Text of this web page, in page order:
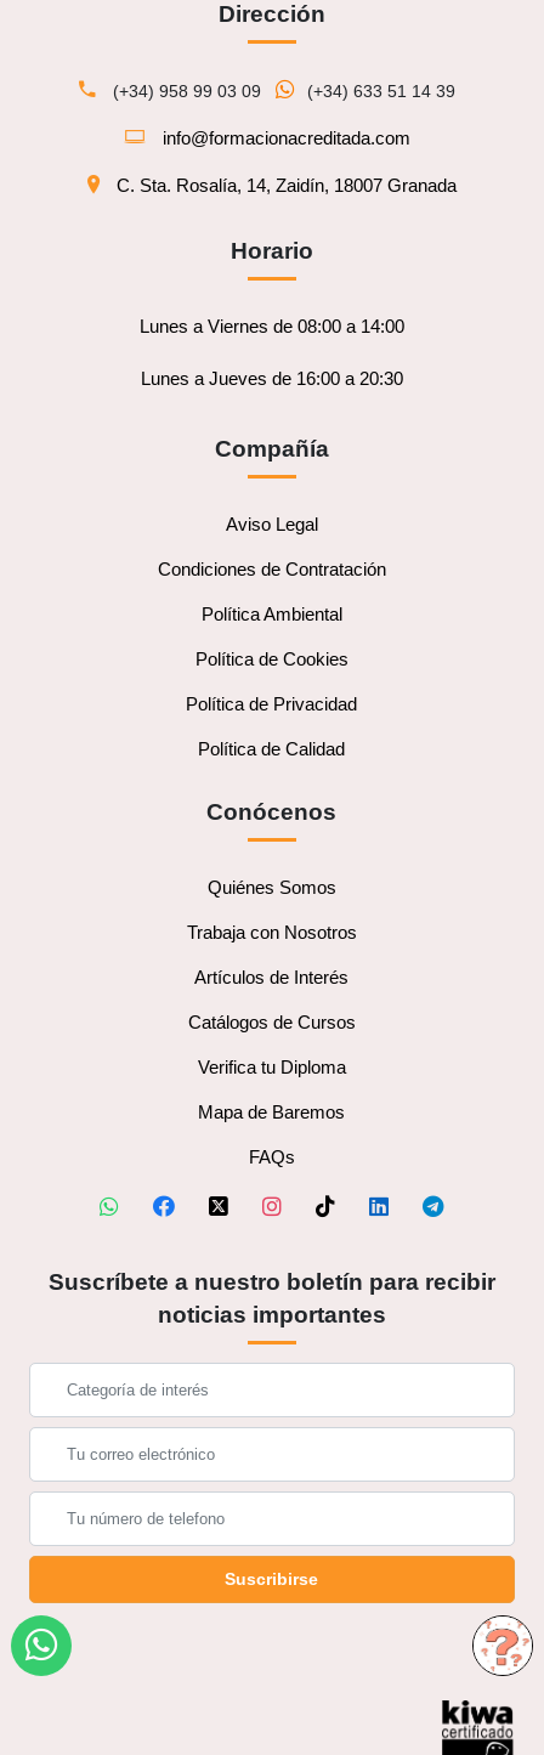
Dirección
(+34) 958 99 03 09 (+34) 633 51 14 39
info@formacionacreditada.com
C. Sta. Rosalía, 14, Zaidín, 18007 Granada
Horario
Lunes a Viernes de 08:00 a 14:00
Lunes a Jueves de 16:00 a 20:30
Compañía
Aviso Legal
Condiciones de Contratación
Política Ambiental
Política de Cookies
Política de Privacidad
Política de Calidad
Conócenos
Quiénes Somos
Trabaja con Nosotros
Artículos de Interés
Catálogos de Cursos
Verifica tu Diploma
Mapa de Baremos
FAQs
Suscríbete a nuestro boletín para recibir
noticias importantes
Suscribirse